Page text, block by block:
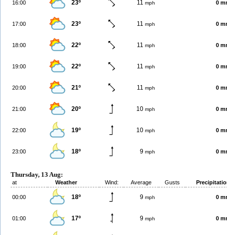
16:00 23º 11 mph 0
17:00 23º 11 mph 0
18:00 22º 11 mph 0
19:00 22º 11 mph 0
20:00 21º 11 mph 0
21:00 20º 10 mph 0
22:00 19º 10 mph 0
23:00 18º 9 mph 0
Thursday, 13 Aug:
at Weather Wind: Average Gusts
00:00 18º 9 mph 0
01:00 17º 9 mph 0